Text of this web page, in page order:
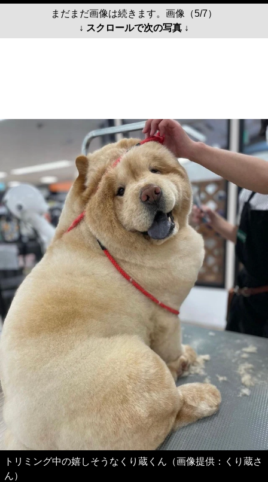
まだまだ画像は続きます。画像（5/7）
↓ スクロールで次の写真 ↓
トリミング中の嬉しそうなくり蔵くん（画像提供：くり蔵さ
ん）